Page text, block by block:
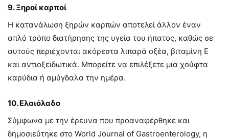
9. Ξηροί καρποί
Η κατανάλωση ξηρών καρπών αποτελεί άλλον έναν
απλό τρόπο διατήρησης της υγεία του ήπατος, καθώς σε
αυτούς περιέχονται ακόρεστα λιπαρά οξέα, βιταμίνη Ε
και αντιοξειδωτικά. Μπορείτε να επιλέξετε μια χούφτα
καρύδια ή αμύγδαλα την ημέρα.
10. Ελαιόλαδο
Σύμφωνα με την έρευνα που προαναφέρθηκε και
δημοσιεύτηκε στο World Journal of Gastroenterology, η